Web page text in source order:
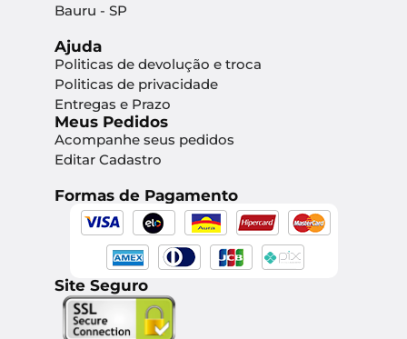
Bauru - SP
Ajuda
Politicas de devolução e troca
Politicas de privacidade
Entregas e Prazo
Meus Pedidos
Acompanhe seus pedidos
Editar Cadastro
Formas de Pagamento
Site Seguro